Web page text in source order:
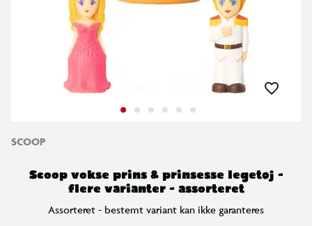
SCOOP
Scoop vokse prins & prinsesse legetøj -
flere varianter - assorteret
Assorteret - bestemt variant kan ikke garanteres